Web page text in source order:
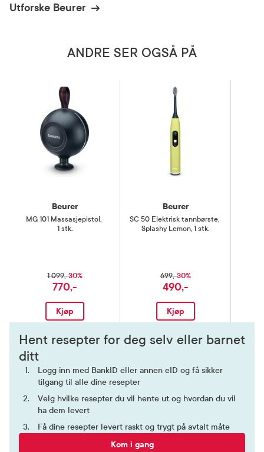
Utforske Beurer
ANDRE SER OGSÅ PÅ
Beurer
MG 101 Massasjepistol,
1 stk.
1 099,-30%
770,-
Kjøp
Beurer
SC 50 Elektrisk tannbørste,
Splashy Lemon, 1 stk.
699,-30%
490,-
Kjøp
Hent resepter for deg selv eller barnet
ditt
Logg inn med BankID eller annen eID og få sikker
tilgang til alle dine resepter
Velg hvilke resepter du vil hente ut og hvordan du vil
ha dem levert
Få dine resepter levert raskt og trygt på avtalt måte
Kom i gang